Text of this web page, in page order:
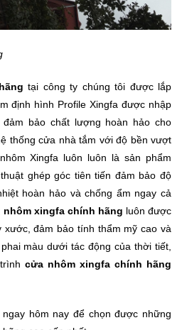
tại công ty chúng tôi được lắp
định hình Profile Xingfa được nhập
bảo chất lượng hoàn hảo cho
thống cửa nhà tắm với độ bền vượt
Xingfa luôn luôn là sản phẩm
ghép góc tiên tiến đảm bảo độ
hoàn hảo và chống ẩm ngay cả
nhôm xingfa chính hãng luôn được
đảm bảo tính thẩm mỹ cao và
màu dưới tác động của thời tiết,
cửa nhôm xingfa chính hãng
hôm nay để chọn được những